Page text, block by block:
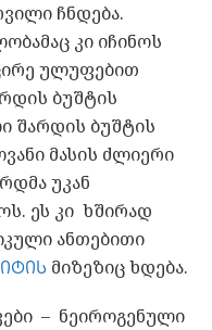
ჩნდება.
კი იჩინოს
ულუფებით
ბუშტის
შარდის ბუშტის
მასის ძლიერი
უკან
ეს კი ხშირად
ანთებითი
მიზეზიც ხდება.
– ნეიროგენული